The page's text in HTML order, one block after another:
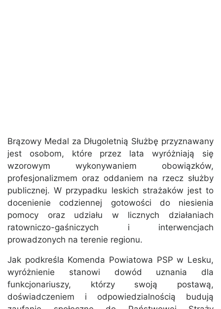
Brązowy Medal za Długoletnią Służbę przyznawany
jest osobom, które przez lata wyróżniają się
wzorowym wykonywaniem obowiązków,
profesjonalizmem oraz oddaniem na rzecz służby
publicznej. W przypadku leskich strażaków jest to
docenienie codziennej gotowości do niesienia
pomocy oraz udziału w licznych działaniach
ratowniczo-gaśniczych i interwencjach
prowadzonych na terenie regionu.
Jak podkreśla Komenda Powiatowa PSP w Lesku,
wyróżnienie stanowi dowód uznania dla
funkcjonariuszy, którzy swoją postawą,
doświadczeniem i odpowiedzialnością budują